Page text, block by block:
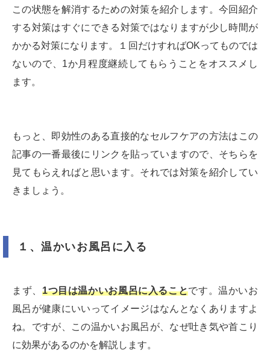
この状態を解消するための対策を紹介します。今回紹介
する対策はすぐにできる対策ではなりますが少し時間が
かかる対策になります。１回だけすればOKってものでは
ないので、1か月程度継続してもらうことをオススメし
ます。
もっと、即効性のある直接的なセルフケアの方法はこの
記事の一番最後にリンクを貼っていますので、そちらを
見てもらえればと思います。それでは対策を紹介してい
きましょう。
１、温かいお風呂に入る
まず、 1つ目は温かいお風呂に入ることです。温かいお
風呂が健康にいいってイメージはなんとなくありますよ
ね。ですが、この温かいお風呂が、なぜ吐き気や首こり
に効果があるのかを解説します。